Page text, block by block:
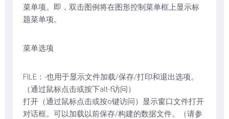
菜单项。即，双击图例将在图形控制菜单框上显示标
题菜单项。
菜单选项
FILE：-也用于显示文件加载/保存/打印和退出选项。
（通过鼠标点击或按下alt-f访问）
打开（通过鼠标点击或按o键访问）显示窗口文件打开
对话框。可以加载以前保存/构建的数据文件。（请参